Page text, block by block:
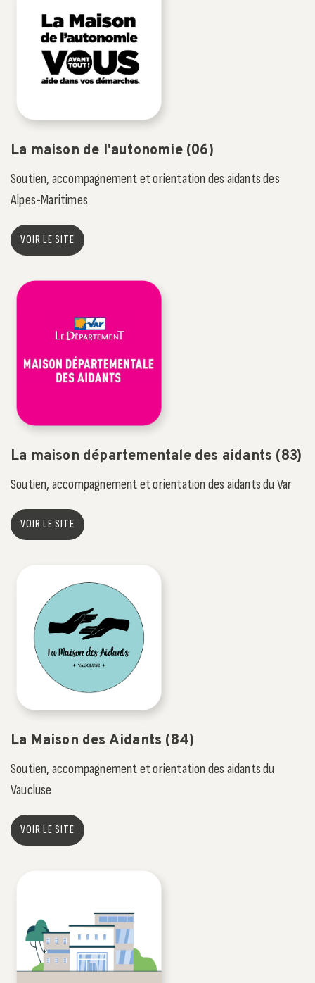
La maison de l'autonomie (06)
Soutien, accompagnement et orientation des aidants des
Alpes-Maritimes
VOIR LE SITE
La maison départementale des aidants (83)
Soutien, accompagnement et orientation des aidants du Var
VOIR LE SITE
La Maison des Aidants (84)
Soutien, accompagnement et orientation des aidants du
Vaucluse
VOIR LE SITE